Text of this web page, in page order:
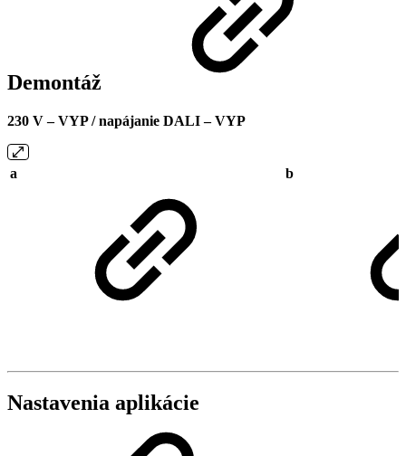
Demontáž
230 V – VYP / napájanie DALI – VYP
a b
Nastavenia aplikácie